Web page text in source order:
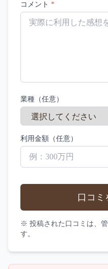
コメント *
業種（任意）
利用金額（任意）
口コミ
※ 投稿された口コミは、
す。